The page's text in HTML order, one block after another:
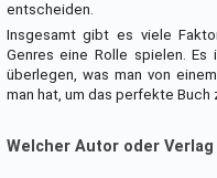
entscheiden.
Insgesamt gibt es viele
Genres eine Rolle spielen.
überlegen, was man von
man hat, um das perfekte Buch
Welcher Autor oder